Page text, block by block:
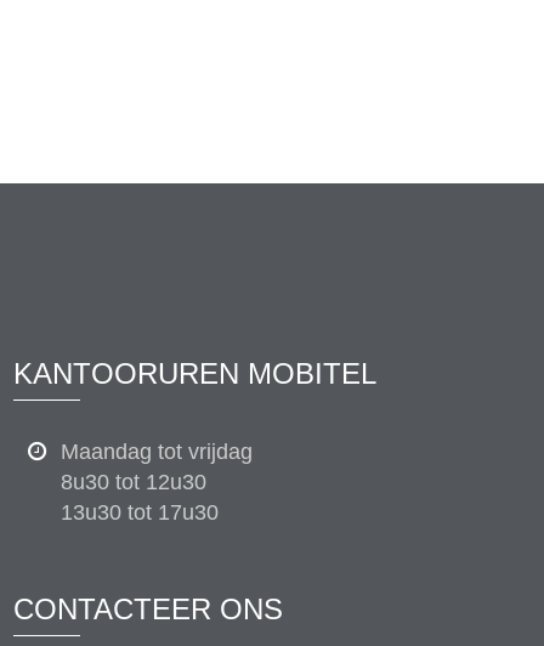
KANTOORUREN MOBITEL
Maandag tot vrijdag
8u30 tot 12u30
13u30 tot 17u30
CONTACTEER ONS